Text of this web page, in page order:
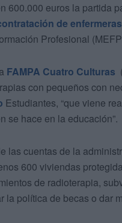
600.000 euros la partida
de
Profesional
FAMPA Cuatro Culturas
con pequeños con
Estudiantes, “que viene
se hace en la educación”.
las cuentas de la
600 viviendas
de radioterapia,
la política de becas o dar